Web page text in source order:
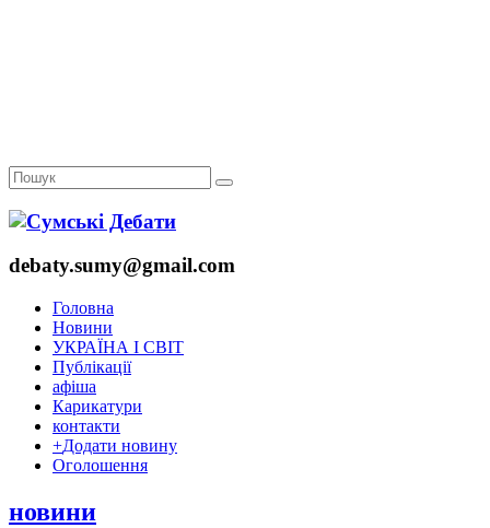
debaty.sumy@gmail.com
Головна
Новини
УКРАЇНА І СВІТ
Публікації
афіша
Карикатури
контакти
+Додати новину
Оголошення
новини